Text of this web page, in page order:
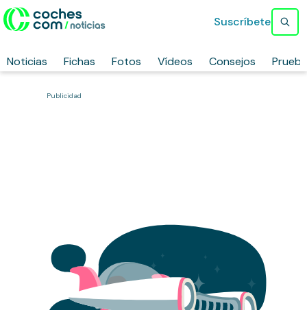
Noticias Fichas Fotos Vídeos Consejos
Suscríbete
Publicidad